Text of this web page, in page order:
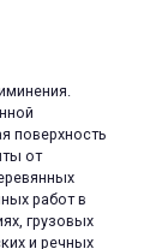
поверхность
от
работ в
грузовых
и речных